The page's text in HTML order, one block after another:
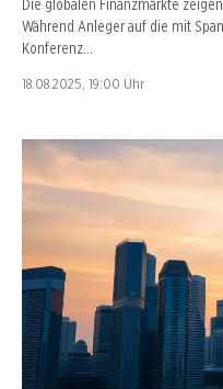
Während Anleger auf die mit
Konferenz…
18.08.2025, 19:00 Uhr